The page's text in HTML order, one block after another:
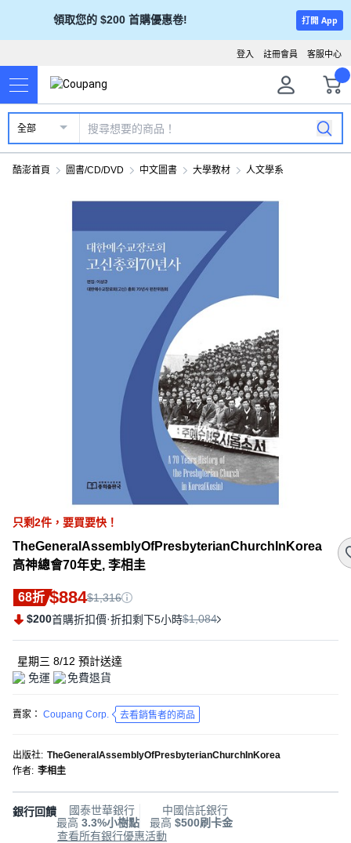
領取您的 $200 首購優惠卷! 打開 App
客服中心
註冊會員
登入
全部
酷澎首頁 圖書/CD/DVD 中文圖書 大學教材 人文學系
只剩2件， 要買要快！
TheGeneralAssemblyOfPresbyterianChurchInKorea
高神總會70年史, 李相圭
68折 $884$1,316
$200首購折扣價·折扣剩下5小時$1,084
星期三 8/12 預計送達
免運
免費退貨
賣家： Coupang Corp. 去看銷售者的商品
出版社: TheGeneralAssemblyOfPresbyterianChurchInKorea
作者: 李相圭
銀行回饋
國泰世華銀行
最高 3.3%小樹點
中國信託銀行
最高 $500刷卡金
查看所有銀行優惠活動